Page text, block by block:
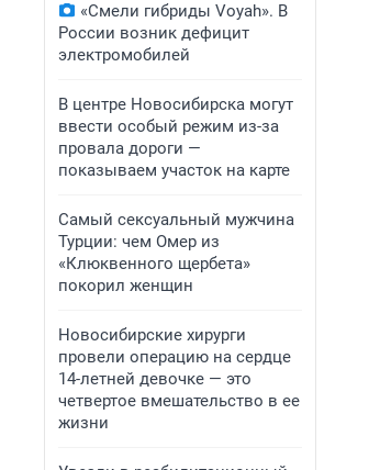
«Смели гибриды Voyah». В
России возник дефицит
электромобилей
В центре Новосибирска могут
ввести особый режим из-за
провала дороги —
показываем участок на карте
Самый сексуальный мужчина
Турции: чем Омер из
«Клюквенного щербета»
покорил женщин
Новосибирские хирурги
провели операцию на сердце
14-летней девочке — это
четвертое вмешательство в ее
жизни